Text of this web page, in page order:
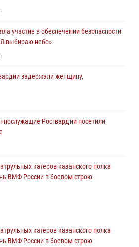
участие в обеспечении безопасности
выбираю небо»
задержали женщину,
Росгвардии посетили
катеров казанского полка
ВМФ России в боевом строю
завоевали «бронзу» в окружном этапе
катеров казанского полка
ВМФ России в боевом строю